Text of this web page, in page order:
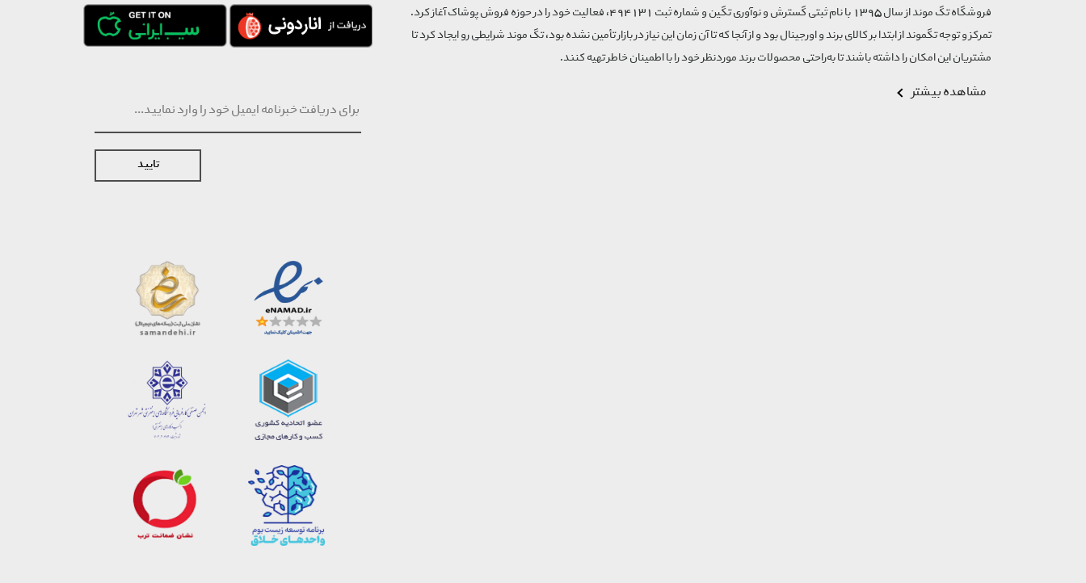
تایید
فروشگاه تگ موند از سال 1395 با نام ثبتی گسترش و نوآوری تگین و شماره ثبت 494131، فعالیت خود را در حوزه فروش پوشاک آغاز کرد.
تمرکز و توجه تگموند از ابتدا بر کالای برند و اورجینال بود و از آنجا که تا آن زمان این نیاز در بازار تأمین نشده بود، تگ موند شرایطی رو ایجاد کرد تا
مشتریان این امکان را داشته باشند تا به‌راحتی محصولات برند مورد‌نظر خود را با اطمینان خاطر تهیه کنند.
مشاهده بیشتر